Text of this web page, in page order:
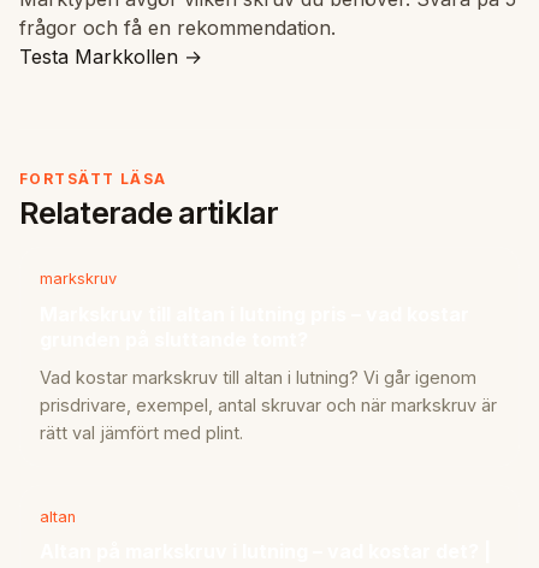
frågor och få en rekommendation.
Testa Markkollen →
FORTSÄTT LÄSA
Relaterade artiklar
markskruv
Vad kostar markskruv till altan i lutning? Vi går igenom
prisdrivare, exempel, antal skruvar och när markskruv är
rätt val jämfört med plint.
altan